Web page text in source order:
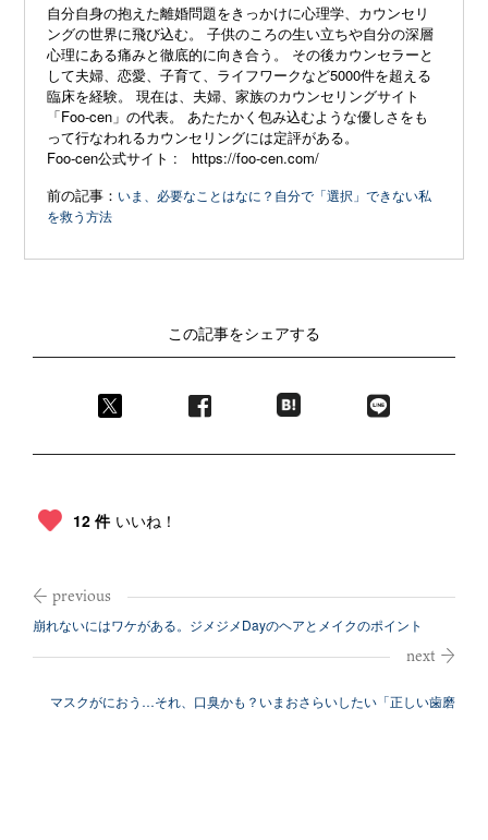
自分自身の抱えた離婚問題をきっかけに心理学、カウンセリ
ングの世界に飛び込む。 子供のころの生い立ちや自分の深層
心理にある痛みと徹底的に向き合う。 その後カウンセラーと
して夫婦、恋愛、子育て、ライフワークなど5000件を超える
臨床を経験。 現在は、夫婦、家族のカウンセリングサイト
「Foo-cen」の代表。 あたたかく包み込むような優しさをも
って行なわれるカウンセリングには定評がある。
Foo-cen公式サイト :
https://foo-cen.com/
前の記事： いま、必要なことはなに？自分で「選択」できない私
を救う方法
この記事をシェアする
12 件 いいね！
崩れないにはワケがある。ジメジメDayのヘアとメイクのポイント
マスクがにおう…それ、口臭かも？いまおさらいしたい「正しい歯磨